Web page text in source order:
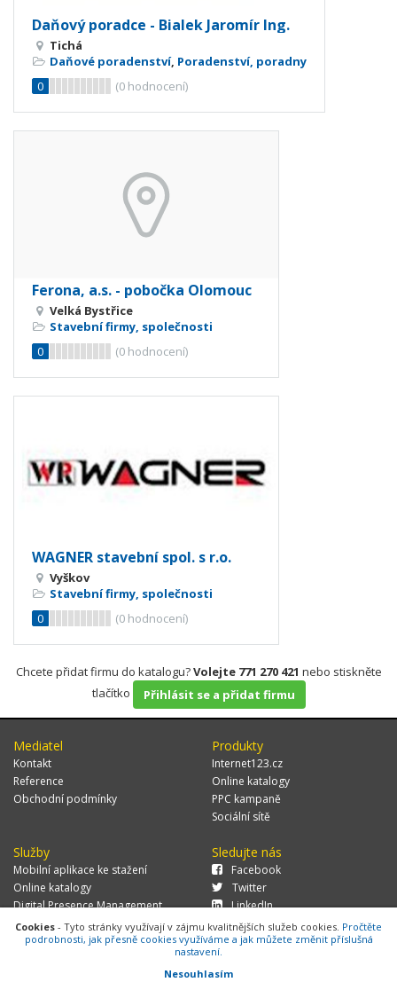
Daňový poradce - Bialek Jaromír Ing.
Tichá
Daňové poradenství, Poradenství, poradny
0
(0 hodnocení)
Ferona, a.s. - pobočka Olomouc
Velká Bystřice
Stavební firmy, společnosti
0
(0 hodnocení)
WAGNER stavební spol. s r.o.
Vyškov
Stavební firmy, společnosti
0
(0 hodnocení)
Chcete přidat firmu do katalogu?Volejte 771 270 421 nebo stiskněte
tlačítko
Přihlásit se a přidat firmu
Mediatel
Kontakt
Reference
Obchodní podmínky
Produkty
Internet123.cz
Online katalogy
PPC kampaně
Sociální sítě
Služby
Mobilní aplikace ke stažení
Online katalogy
Digital Presence Management
Více zákazníků
Sledujte nás
Facebook
Twitter
LinkedIn
© 2026 MEDIATEL CZ, s.r.o.,Za Potokem 46/4, 106 00 Praha 10, tel.:
Cookies - Tyto stránky využívají v zájmu kvalitnějších služeb cookies. Pročtěte
podrobnosti, jak přesně cookies využíváme a jak můžete změnit příslušná
nastavení.
Nesouhlasím